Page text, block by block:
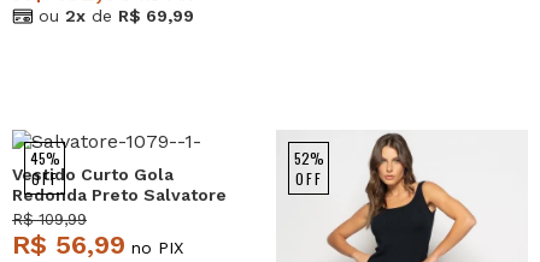
ou 2x de R$ 69,99
45%
OFF
Vestido Curto Gola
Redonda Preto Salvatore
R$ 109,99
R$ 56,99 no PIX
52%
OFF